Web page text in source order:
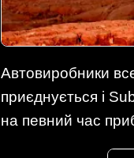
Автовиробники
приєднується і
на певний час